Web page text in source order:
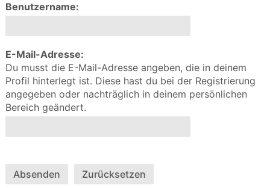
Benutzername:
E-Mail-Adresse:
Du musst die E-Mail-Adresse angeben, die in deinem
Profil hinterlegt ist. Diese hast du bei der Registrierung
angegeben oder nachträglich in deinem persönlichen
Bereich geändert.